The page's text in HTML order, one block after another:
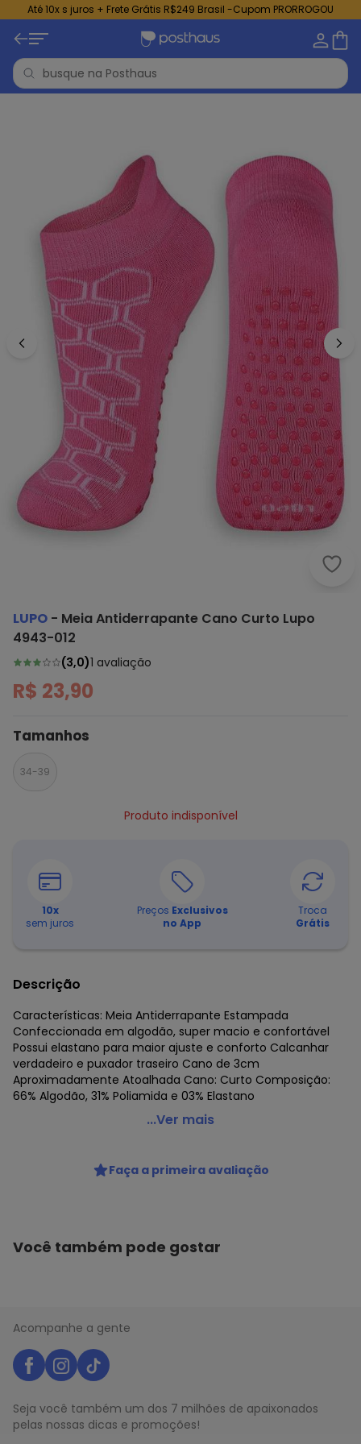
Até 10x s juros + Frete Grátis R$249 Brasil -Cupom PRORROGOU
LUPO - Meia Antiderrapante Cano Curto Lupo
4943-012
(3,0)1 avaliação
R$ 23,90
Tamanhos
34-39
Produto indisponível
10x
sem juros
Preços Exclusivos
no App
Troca
Grátis
Descrição
Características: Meia Antiderrapante Estampada
Confeccionada em algodão, super macio e confortável
Possui elastano para maior ajuste e conforto Calcanhar
verdadeiro e puxador traseiro Cano de 3cm
Aproximadamente Atoalhada Cano: Curto Composição:
66% Algodão, 31% Poliamida e 03% Elastano
Lupo - Meia Antiderrapante Cano Curto Lupo 4943-012
Colecao : SOCKS FEMININA
...Ver mais
Faça a primeira avaliação
Você também pode gostar
Acompanhe a gente
Seja você também um dos 7 milhões de apaixonados
pelas nossas dicas e promoções!